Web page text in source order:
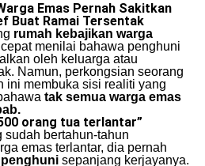
Emas Pernah Sakitkan
Buat Ramai Tersentak
rumah kebajikan warga
menilai bahawa penghuni
oleh keluarga atau
Namun, perkongsian seorang
ini membuka sisi realiti yang
tak semua warga emas
orang tua terlantar”
sudah bertahun-tahun
emas terlantar, dia pernah
penghunisepanjang kerjayanya.